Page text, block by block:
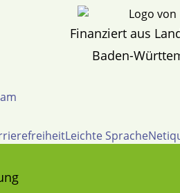
Finanziert aus
Baden-
Leichte Sprache